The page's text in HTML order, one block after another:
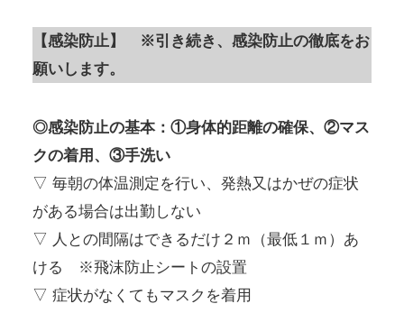
【感染防止】 ※引き続き、感染防止の徹底をお
願いします。
◎感染防止の基本：①身体的距離の確保、②マス
クの着用、③手洗い
▽ 毎朝の体温測定を行い、発熱又はかぜの症状
がある場合は出勤しない
▽ 人との間隔はできるだけ２ｍ（最低１ｍ）あ
ける ※飛沫防止シートの設置
▽ 症状がなくてもマスクを着用